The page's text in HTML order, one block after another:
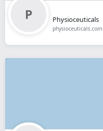
Physioceuticals
physioceuticals.com